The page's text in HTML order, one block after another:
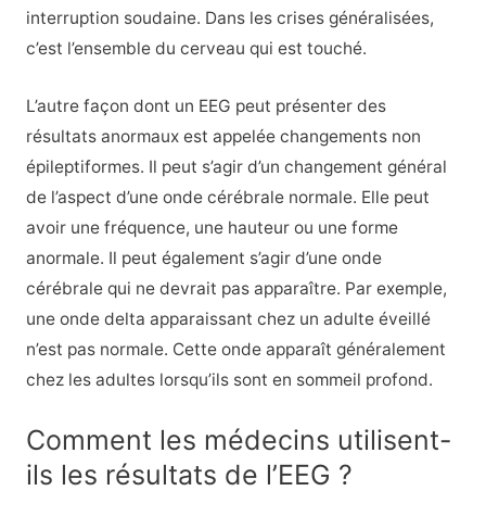
interruption soudaine. Dans les crises généralisées,
c’est l’ensemble du cerveau qui est touché.
L’autre façon dont un EEG peut présenter des
résultats anormaux est appelée changements non
épileptiformes. Il peut s’agir d’un changement général
de l’aspect d’une onde cérébrale normale. Elle peut
avoir une fréquence, une hauteur ou une forme
anormale. Il peut également s’agir d’une onde
cérébrale qui ne devrait pas apparaître. Par exemple,
une onde delta apparaissant chez un adulte éveillé
n’est pas normale. Cette onde apparaît généralement
chez les adultes lorsqu’ils sont en sommeil profond.
Comment les médecins utilisent-
ils les résultats de l’EEG ?